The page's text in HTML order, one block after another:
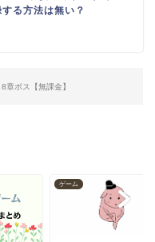
る方法は無い？
章ボス【無課金】
ゲーム